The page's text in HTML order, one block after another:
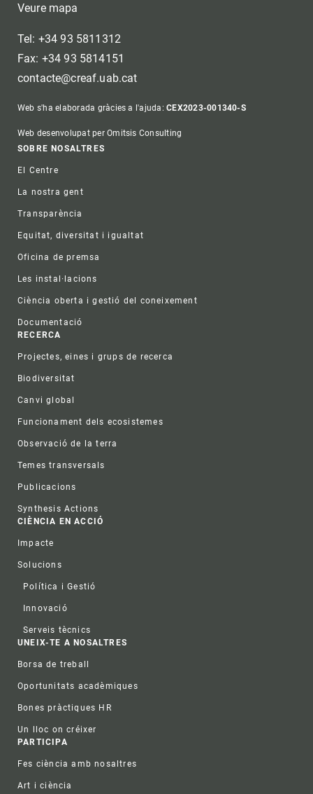
Veure mapa
Tel: +34 93 5811312
Fax: +34 93 5814151
contacte@creaf.uab.cat
Web s'ha elaborada gràcies a l'ajuda:CEX2023-001340-S
Web desenvolupat per Omitsis Consulting
Footer
SOBRE NOSALTRES
El Centre
La nostra gent
Transparència
Equitat, diversitat i igualtat
Oficina de premsa
Les instal·lacions
Ciència oberta i gestió del coneixement
Documentació
RECERCA
Projectes, eines i grups de recerca
Biodiversitat
Canvi global
Funcionament dels ecosistemes
Observació de la terra
Temes transversals
Publicacions
Synthesis Actions
CIÈNCIA EN ACCIÓ
Impacte
Solucions
Política i Gestió
Innovació
Serveis tècnics
UNEIX-TE A NOSALTRES
Borsa de treball
Oportunitats acadèmiques
Bones pràctiques HR
Un lloc on créixer
PARTICIPA
Fes ciència amb nosaltres
Art i ciència